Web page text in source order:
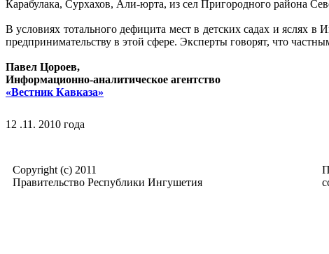
Карабулака, Сурхахов, Али-юрта, из сел Пригородного района
В условиях тотального дефицита мест в детских садах и яслях
предпринимательству в этой сфере. Эксперты говорят, что
Павел Цороев,
Информационно-аналитическое агентство
«Вестник Кавказа»
12 .11. 2010 года
Copyright (c) 2011
Правительство Республики Ингушетия